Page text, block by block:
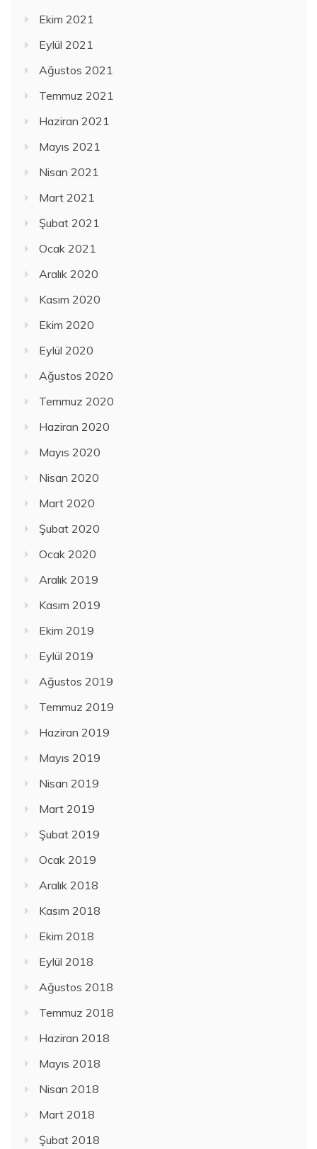
Ekim 2021
Eylül 2021
Ağustos 2021
Temmuz 2021
Haziran 2021
Mayıs 2021
Nisan 2021
Mart 2021
Şubat 2021
Ocak 2021
Aralık 2020
Kasım 2020
Ekim 2020
Eylül 2020
Ağustos 2020
Temmuz 2020
Haziran 2020
Mayıs 2020
Nisan 2020
Mart 2020
Şubat 2020
Ocak 2020
Aralık 2019
Kasım 2019
Ekim 2019
Eylül 2019
Ağustos 2019
Temmuz 2019
Haziran 2019
Mayıs 2019
Nisan 2019
Mart 2019
Şubat 2019
Ocak 2019
Aralık 2018
Kasım 2018
Ekim 2018
Eylül 2018
Ağustos 2018
Temmuz 2018
Haziran 2018
Mayıs 2018
Nisan 2018
Mart 2018
Şubat 2018